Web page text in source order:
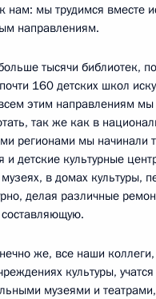
нам: мы трудимся вместе
направлениям.
тысячи библиотек,
160 детских школ
этим направлениям мы
так же как в
регионами мы начинали
и детские культурные
в домах культуры,
делая различные
же, все наши
культуры,
музеями и